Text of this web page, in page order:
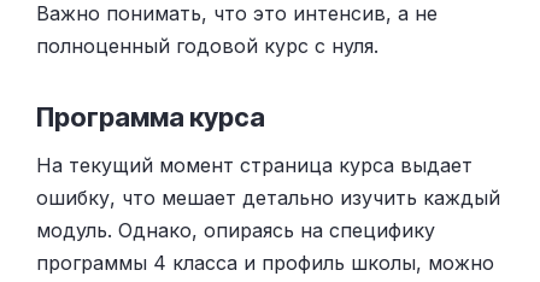
Важно понимать, что это интенсив, а не
полноценный годовой курс с нуля.
Программа курса
На текущий момент страница курса выдает
ошибку, что мешает детально изучить каждый
модуль. Однако, опираясь на специфику
программы 4 класса и профиль школы, можно